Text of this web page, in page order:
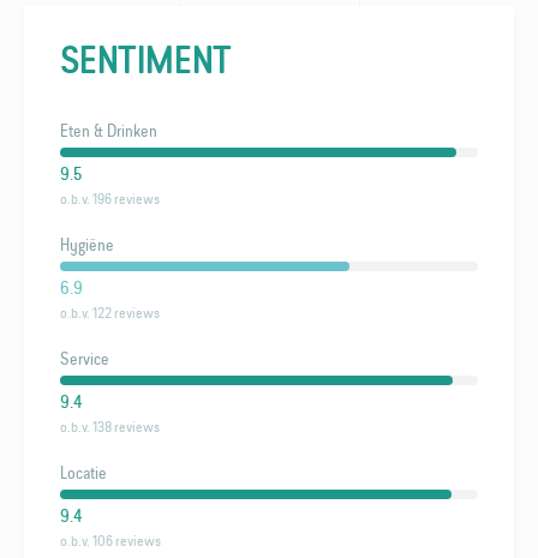
SENTIMENT
Eten & Drinken
9.5
o.b.v. 196 reviews
Hygiëne
6.9
o.b.v. 122 reviews
Service
9.4
o.b.v. 138 reviews
Locatie
9.4
o.b.v. 106 reviews